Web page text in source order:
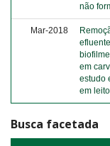
não
Mar-2018
em
estudo
em
Busca facetada